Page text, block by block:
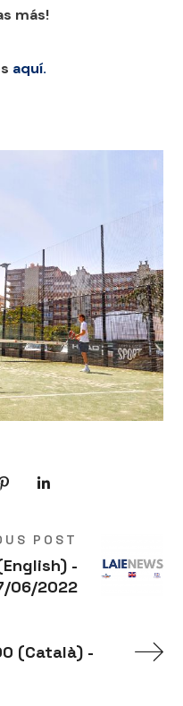
más!
aquí.
POST
-
06/2022
(Català) -